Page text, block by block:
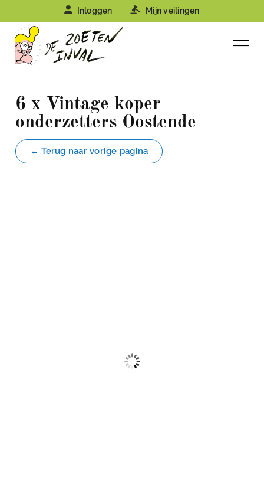
Inloggen Mijn veilingen
6 x Vintage koper
onderzetters Oostende
← Terug naar vorige pagina